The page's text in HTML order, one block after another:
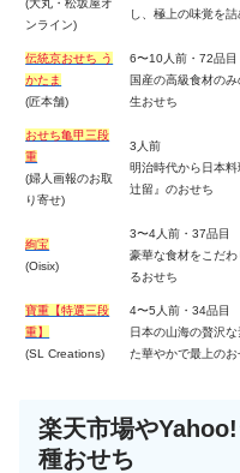
(大丸・松坂屋オ
ンライン)
し、極上の味覚を
伝統京おせち う
かたま
(匠本舗)
6〜10人前・72品
国産の高級食材の
生おせち
おせち亀甲三段
重
(婦人画報のお取
り寄せ)
3人前
明治時代から日本
辻留』のおせち
絢宝
(Oisix)
3〜4人前・37品目
豪華な食材をこだ
るおせち
寶重【特選三段
重】
(SL Creations)
4〜5人前・34品目
日本の山海の贅沢
た華やかで最上のお
楽天市場や
種おせち